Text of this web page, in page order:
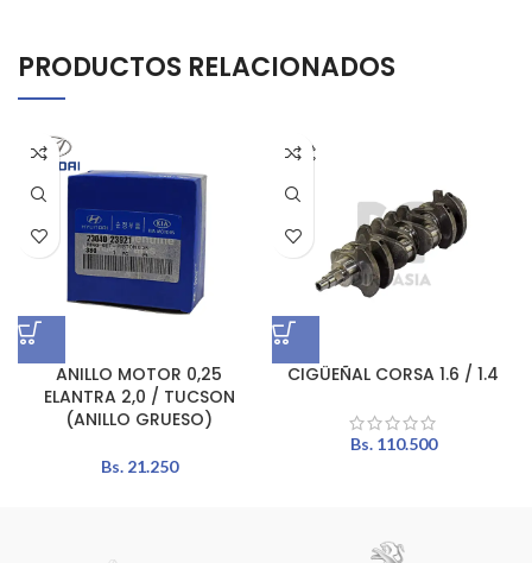
PRODUCTOS RELACIONADOS
ANILLO MOTOR 0,25
ELANTRA 2,0 / TUCSON
(ANILLO GRUESO)
Bs.21.250
CIGÜEÑAL CORSA 1.6 / 1.4
Bs.110.500